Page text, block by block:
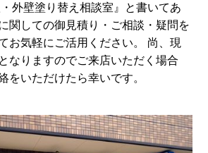
外壁塗り替え相談室』と書いてあ
関しての御見積り・ご相談・疑問を
お気軽にご活用ください。 尚、現
なりますのでご来店いただく場合
をいただけたら幸いです。